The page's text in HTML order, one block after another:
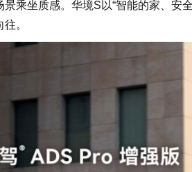
乘坐质感。华境S以“智能的家、安
。